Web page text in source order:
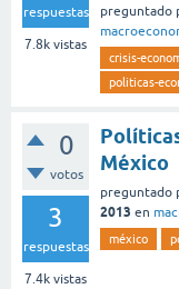
respuestas
7.8k vistas
preguntado
crisis-
politicas-
0
votos
3
respuestas
7.4k vistas
México
preguntado
2013 en
méxico